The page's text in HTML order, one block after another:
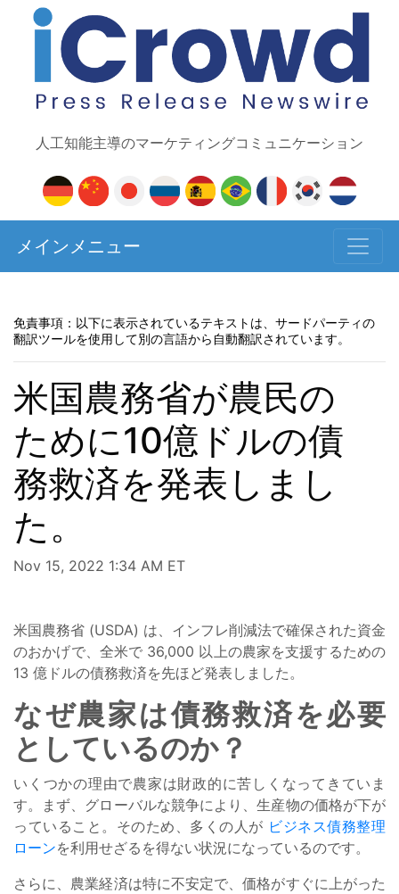
人工知能主導のマーケティングコミュニケーション
メインメニュー
免責事項：以下に表示されているテキストは、サードパーティの
翻訳ツールを使用して別の言語から自動翻訳されています。
米国農務省が農民の
ために10億ドルの債
務救済を発表しまし
た。
Nov 15, 2022 1:34 AM ET
米国農務省 (USDA) は、インフレ削減法で確保された資金
のおかげで、全米で 36,000 以上の農家を支援するための
13 億ドルの債務救済を先ほど発表しました。
なぜ農家は債務救済を必要
としているのか？
いくつかの理由で農家は財政的に苦しくなってきていま
す。まず、グローバルな競争により、生産物の価格が下が
っていること。そのため、多くの人が ビジネス債務整理
ローンを利用せざるを得ない状況になっているのです。
さらに、農業経済は特に不安定で、価格がすぐに上がった